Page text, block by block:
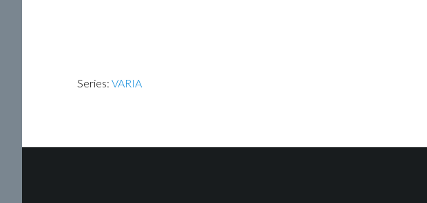
Series: VARIA